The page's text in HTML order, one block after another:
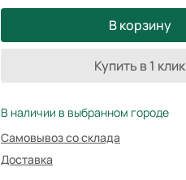
В корзину
Купить в 1 клик
В наличии в выбранном городе
Самовывоз со склада
Доставка